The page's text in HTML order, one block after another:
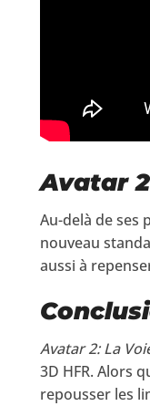
Avatar
Au-delà de ses
nouveau
aussi à
Avatar 2: La
3D HFR. Alors
repousser les